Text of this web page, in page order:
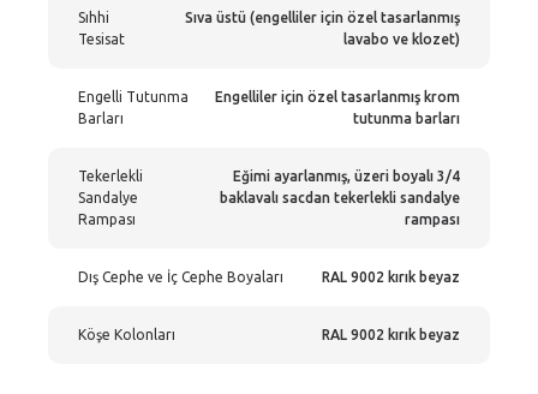
Sıhhi
Tesisat
Sıva üstü (engelliler için özel tasarlanmış
lavabo ve klozet)
Engelli Tutunma
Barları
Engelliler için özel tasarlanmış krom
tutunma barları
Tekerlekli
Sandalye
Rampası
Eğimi ayarlanmış, üzeri boyalı 3/4
baklavalı sacdan tekerlekli sandalye
rampası
Dış Cephe ve İç Cephe Boyaları RAL 9002 kırık beyaz
Köşe Kolonları RAL 9002 kırık beyaz